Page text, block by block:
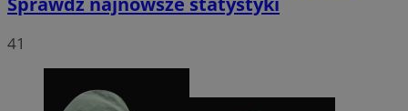
41